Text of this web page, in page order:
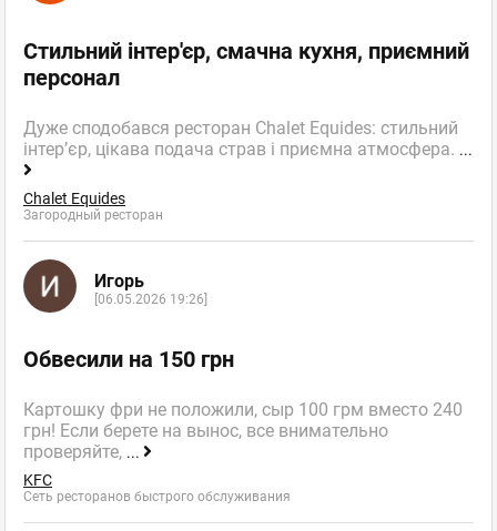
Стильний інтер'єр, смачна кухня, приємний
персонал
Дуже сподобався ресторан Chalet Equides: стильний
інтер’єр, цікава подача страв і приємна атмосфера. ...
Chalet Equides
Загородный ресторан
Игорь
[06.05.2026 19:26]
Обвесили на 150 грн
Картошку фри не положили, сыр 100 грм вместо 240
грн! Если берете на вынос, все внимательно
проверяйте, ...
KFC
Сеть ресторанов быстрого обслуживания